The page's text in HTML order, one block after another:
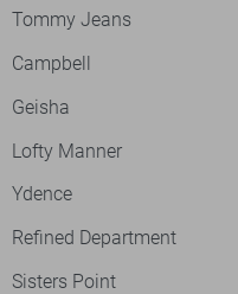
Tommy Jeans
Campbell
Geisha
Lofty Manner
Ydence
Refined Department
Sisters Point